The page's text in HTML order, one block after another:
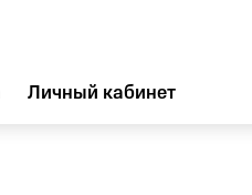
Личный кабинет